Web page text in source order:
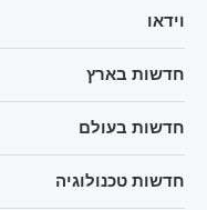
וידאו
חדשות בארץ
חדשות בעולם
חדשות טכנולוגיה